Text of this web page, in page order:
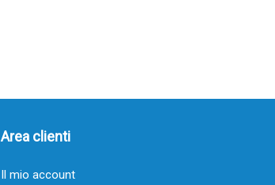
Area clienti
Il mio account